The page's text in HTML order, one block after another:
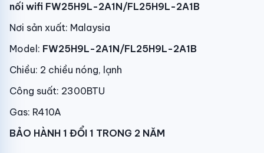
nối wifi FW25H9L-2A1N/FL25H9L-2A1B
Nơi sản xuất: Malaysia
Model: FW25H9L-2A1N/FL25H9L-2A1B
Chiều: 2 chiều nóng, lạnh
Công suất: 2300BTU
Gas: R410A
BẢO HÀNH 1 ĐỔI 1 TRONG 2 NĂM